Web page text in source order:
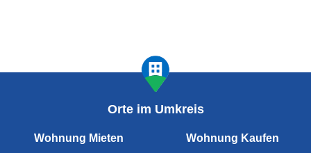
Orte im Umkreis
Wohnung Mieten Wohnung Kaufen